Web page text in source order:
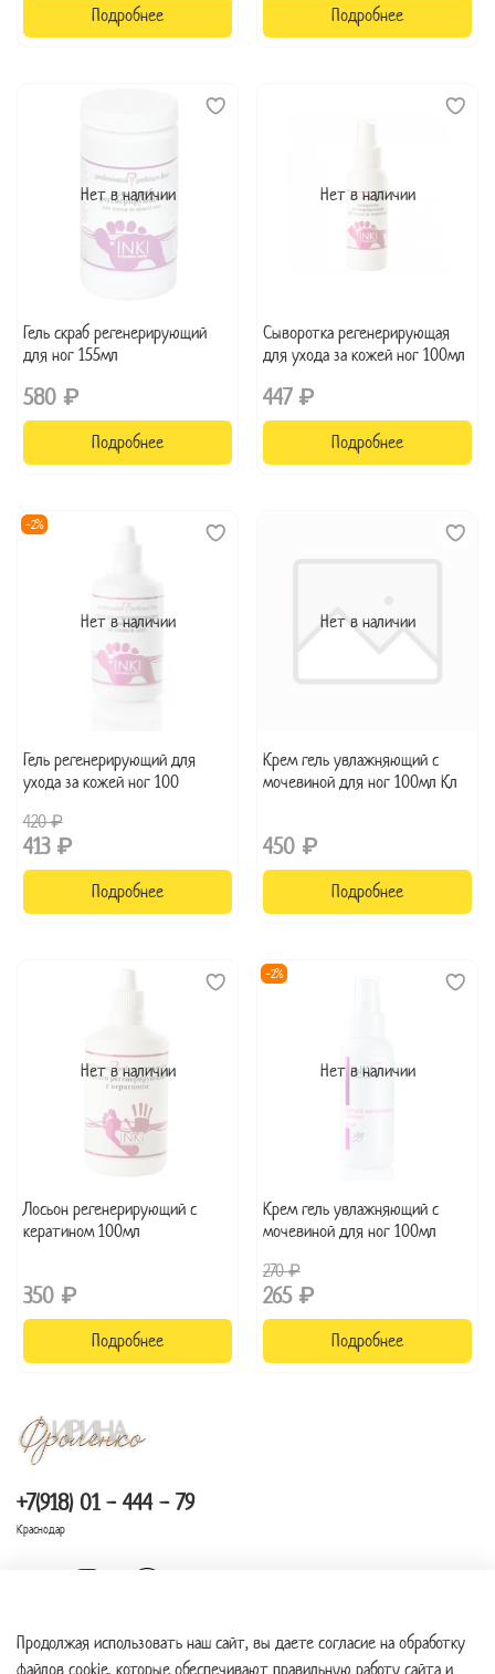
Подробнее Подробнее
Нет в наличии
Гель скраб регенерирующий
для ног 155мл
580 ₽
Подробнее
Нет в наличии
Сыворотка регенерирующая
для ухода за кожей ног 100мл
447 ₽
Подробнее
Нет в наличии
-2%
Гель регенерирующий для
ухода за кожей ног 100
420 ₽
413 ₽
Подробнее
Нет в наличии
Крем гель увлажняющий с
мочевиной для ног 100мл Кл
450 ₽
Подробнее
Нет в наличии
Лосьон регенерирующий с
кератином 100мл
350 ₽
Подробнее
Нет в наличии
-2%
Крем гель увлажняющий с
мочевиной для ног 100мл
270 ₽
265 ₽
Подробнее
+7(918) 01 - 444 - 79
Краснодар
Продолжая использовать наш сайт, вы даете согласие на обработку
файлов cookie, которые обеспечивают правильную работу сайта и